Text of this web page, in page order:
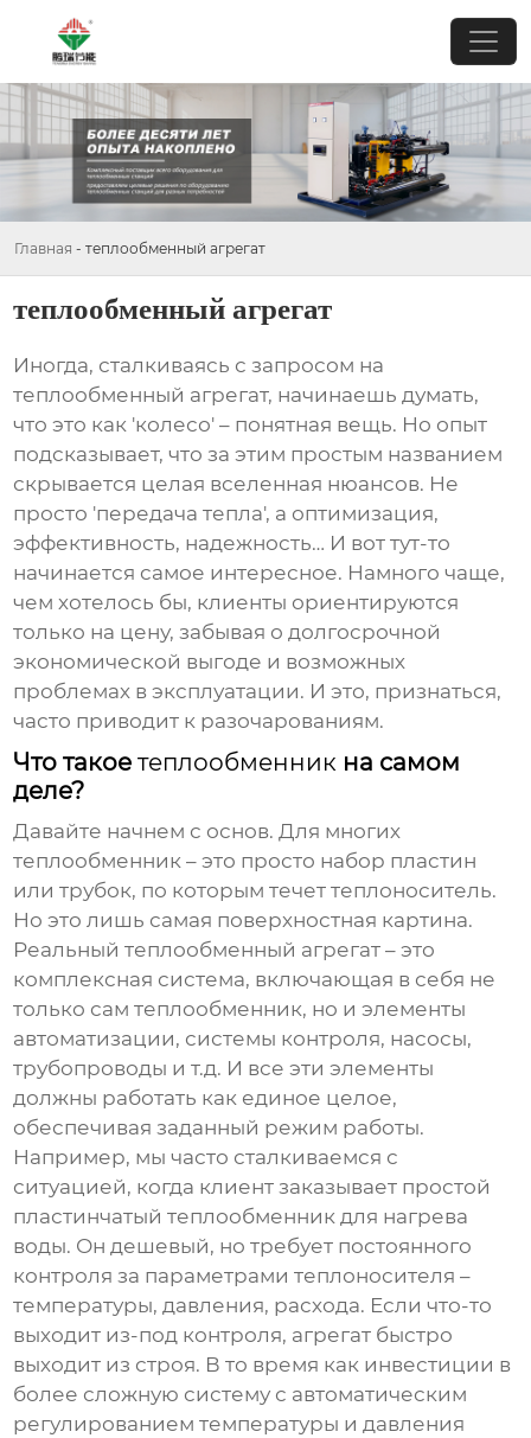
Главная - теплообменный агрегат
теплообменный агрегат
Иногда, сталкиваясь с запросом на
теплообменный агрегат, начинаешь думать,
что это как 'колесо' – понятная вещь. Но опыт
подсказывает, что за этим простым названием
скрывается целая вселенная нюансов. Не
просто 'передача тепла', а оптимизация,
эффективность, надежность… И вот тут-то
начинается самое интересное. Намного чаще,
чем хотелось бы, клиенты ориентируются
только на цену, забывая о долгосрочной
экономической выгоде и возможных
проблемах в эксплуатации. И это, признаться,
часто приводит к разочарованиям.
Что такоетеплообменник на самом
деле?
Давайте начнем с основ. Для многих
теплообменник – это просто набор пластин
или трубок, по которым течет теплоноситель.
Но это лишь самая поверхностная картина.
Реальныйтеплообменный агрегат – это
комплексная система, включающая в себя не
только сам теплообменник, но и элементы
автоматизации, системы контроля, насосы,
трубопроводы и т.д. И все эти элементы
должны работать как единое целое,
обеспечивая заданный режим работы.
Например, мы часто сталкиваемся с
ситуацией, когда клиент заказывает простой
пластинчатый теплообменник для нагрева
воды. Он дешевый, но требует постоянного
контроля за параметрами теплоносителя –
температуры, давления, расхода. Если что-то
выходит из-под контроля, агрегат быстро
выходит из строя. В то время как инвестиции в
более сложную систему с автоматическим
регулированием температуры и давления